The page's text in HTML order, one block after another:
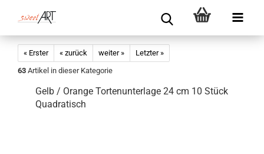
« Erster « zurück weiter »
Letzter »
63 Artikel in dieser Kategorie
Gelb / Orange Tortenunterlage 24 cm 10 Stück
Quadratisch